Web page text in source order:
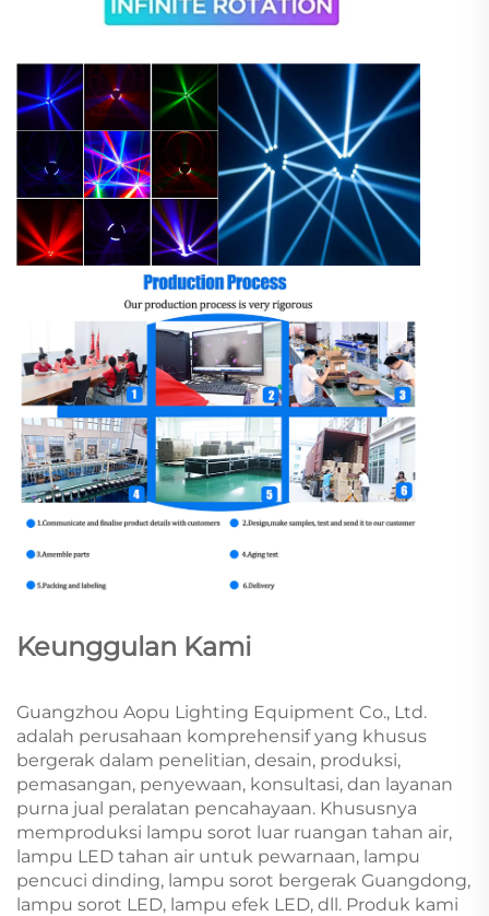
Keunggulan Kami
Guangzhou Aopu Lighting Equipment Co., Ltd.
adalah perusahaan komprehensif yang khusus
bergerak dalam penelitian, desain, produksi,
pemasangan, penyewaan, konsultasi, dan layanan
purna jual peralatan pencahayaan. Khususnya
memproduksi lampu sorot luar ruangan tahan air,
lampu LED tahan air untuk pewarnaan, lampu
pencuci dinding, lampu sorot bergerak Guangdong,
lampu sorot LED, lampu efek LED, dll. Produk kami